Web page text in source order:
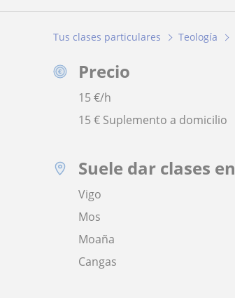
Tus clases particulares Teología
Precio
15€/h
15 € Suplemento a domicilio
Suele dar clases en
Vigo
Mos
Moaña
Cangas